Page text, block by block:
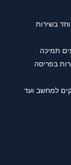
בשירות
תמיכה
בפריסה
למחשב ועד